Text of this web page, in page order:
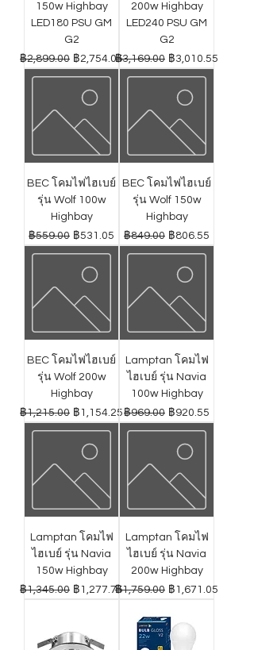
150w Highbay
LED180 PSU GM
G2
ราคาปกติ
฿2,899.00 ราคาขายลด
฿2,754.05
200w Highbay
LED240 PSU GM
G2
ราคาปกติ
฿3,169.00 ราคาขายลด
฿3,010.55
BEC โคมไฟไฮเบย์
รุ่น Wolf 100w
Highbay
ราคาปกติ
฿559.00 ราคาขายลด
฿531.05
BEC โคมไฟไฮเบย์
รุ่น Wolf 150w
Highbay
ราคาปกติ
฿849.00 ราคาขายลด
฿806.55
BEC โคมไฟไฮเบย์
รุ่น Wolf 200w
Highbay
ราคาปกติ
฿1,215.00 ราคาขายลด
฿1,154.25
Lamptan โคมไฟ
ไฮเบย์ รุ่น Navia
100w Highbay
ราคาปกติ
฿969.00 ราคาขายลด
฿920.55
Lamptan โคมไฟ
ไฮเบย์ รุ่น Navia
150w Highbay
ราคาปกติ
฿1,345.00 ราคาขายลด
฿1,277.75
Lamptan โคมไฟ
ไฮเบย์ รุ่น Navia
200w Highbay
ราคาปกติ
฿1,759.00 ราคาขายลด
฿1,671.05